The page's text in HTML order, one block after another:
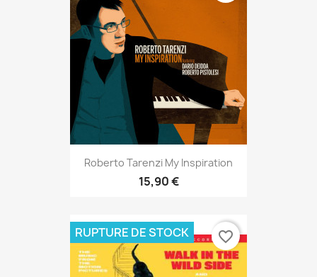
Roberto Tarenzi My Inspiration
15,90 €
RUPTURE DE STOCK favorite_border